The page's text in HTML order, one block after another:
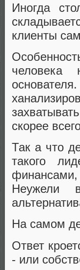
Иногда
клиенты
скорее
Так а что
такого
Неужели
На самом
Ответ
- или